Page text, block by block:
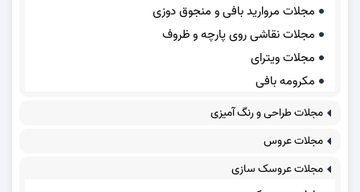
مجلات مروارید بافی و منجوق دوزی
مجلات نقاشی روی پارچه و ظروف
مجلات ویترای
مکرومه بافی
مجلات طراحی و رنگ آمیزی
مجلات عروس
مجلات عروسک سازی